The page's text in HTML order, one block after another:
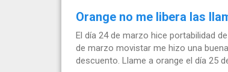
Orange no me libera las
El día 24 de marzo hice portabilidad
de marzo movistar me hizo una
descuento. Llame a orange el día 25